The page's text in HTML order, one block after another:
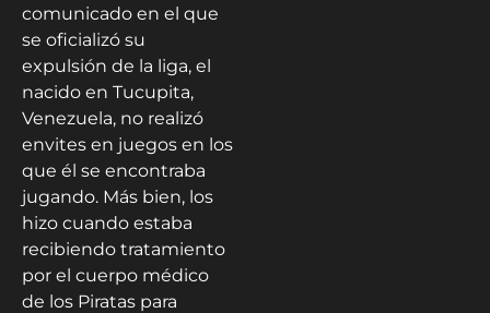
comunicado en el que
se oficializó su
expulsión de la liga, el
nacido en Tucupita,
Venezuela, no realizó
envites en juegos en los
que él se encontraba
jugando. Más bien, los
hizo cuando estaba
recibiendo tratamiento
por el cuerpo médico
de los Piratas para